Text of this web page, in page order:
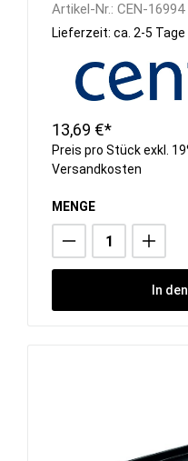
Artikel-Nr.: CEN-16994
Lieferzeit: ca. 2-5 Tage
13,69 €*
Preis pro Stück exkl.
Versandkosten
MENGE
In